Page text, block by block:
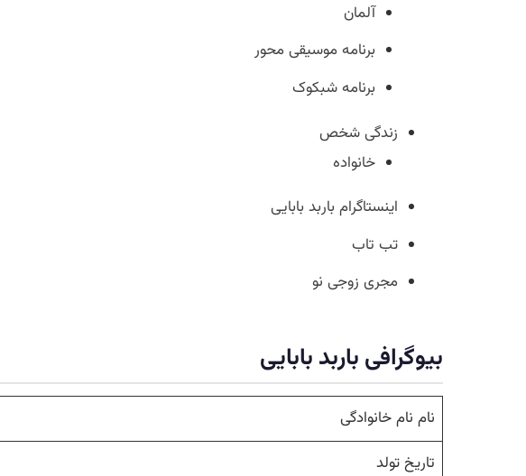
آلمان
برنامه موسیقی محور
برنامه شبکوک
زندگی شخص
خانواده
اینستاگرام باربد بابایی
تب تاب
مجری زوجی نو
بیوگرافی باربد بابایی
نام نام خانوادگی
تاریخ تولد